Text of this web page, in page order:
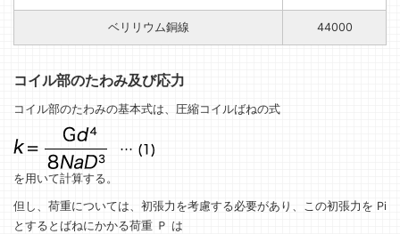
ベリリウム銅線 44000
コイル部のたわみ及び応力
コイル部のたわみの基本式は、圧縮コイルばねの式
を用いて計算する。
但し、荷重については、初張力を考慮する必要があり、この初張力を Pi
とするとばねにかかる荷重 Ｐ は